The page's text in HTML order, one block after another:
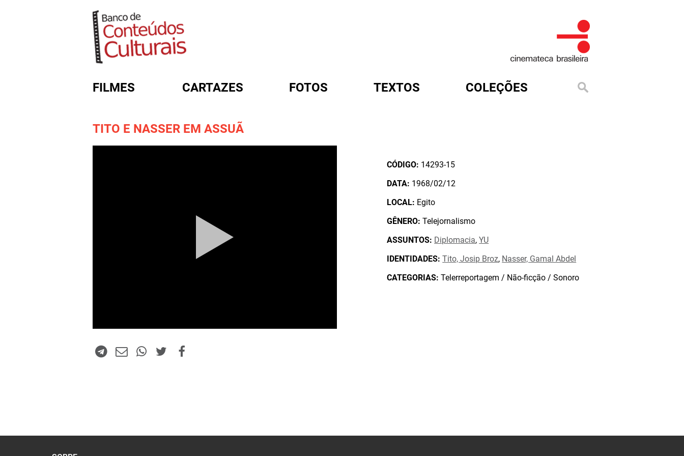
FILMES CARTAZES FOTOS TEXTOS COLEÇÕES
TITO E NASSER EM ASSUÃ
CÓDIGO: 14293-15
DATA: 1968/02/12
LOCAL: Egito
GÊNERO: Telejornalismo
ASSUNTOS: Diplomacia,YU
IDENTIDADES: Tito, Josip Broz, Nasser, Gamal Abdel
CATEGORIAS: Telerreportagem / Não-ficção / Sonoro